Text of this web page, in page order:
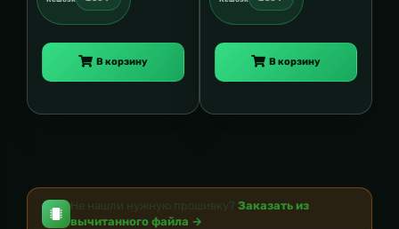
В корзину В корзину
Не нашли нужную прошивку? Заказать из
вычитанного файла →